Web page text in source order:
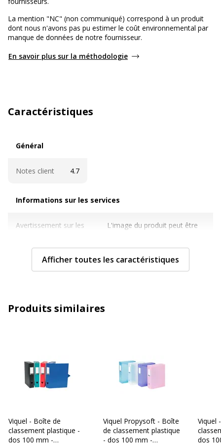
La mention "NC" (non communiqué) correspond à un produit
dont nous n'avons pas pu estimer le coût environnemental par
manque de données de notre fournisseur.
En savoir plus sur la méthodologie
Caractéristiques
Général
Notes client 4.7
Informations sur les services
Avertissement sur les
L'image du produit peut être
Caractéristiques techniques
Caractéristiques techniques
Epaisseur du matériau
Format pris en charge 245 x 330 mm
Matériau(x) du produit Polypropylène (PP)
Afficher toutes les caractéristiques
Produits similaires
Viquel - Boîte de
classement plastique -
dos 100 mm -
Viquel Propysoft - Boîte
de classement plastique
- dos 100 mm -
Viquel
dos